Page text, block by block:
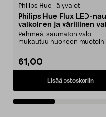
Philips Hue -älyvalot
Philips Hue Flux LED-
valkoinen ja värillinen
metriä
Pehmeä, saumaton valo
mukautuu huoneen
61,00
Lisää ostoskoriin